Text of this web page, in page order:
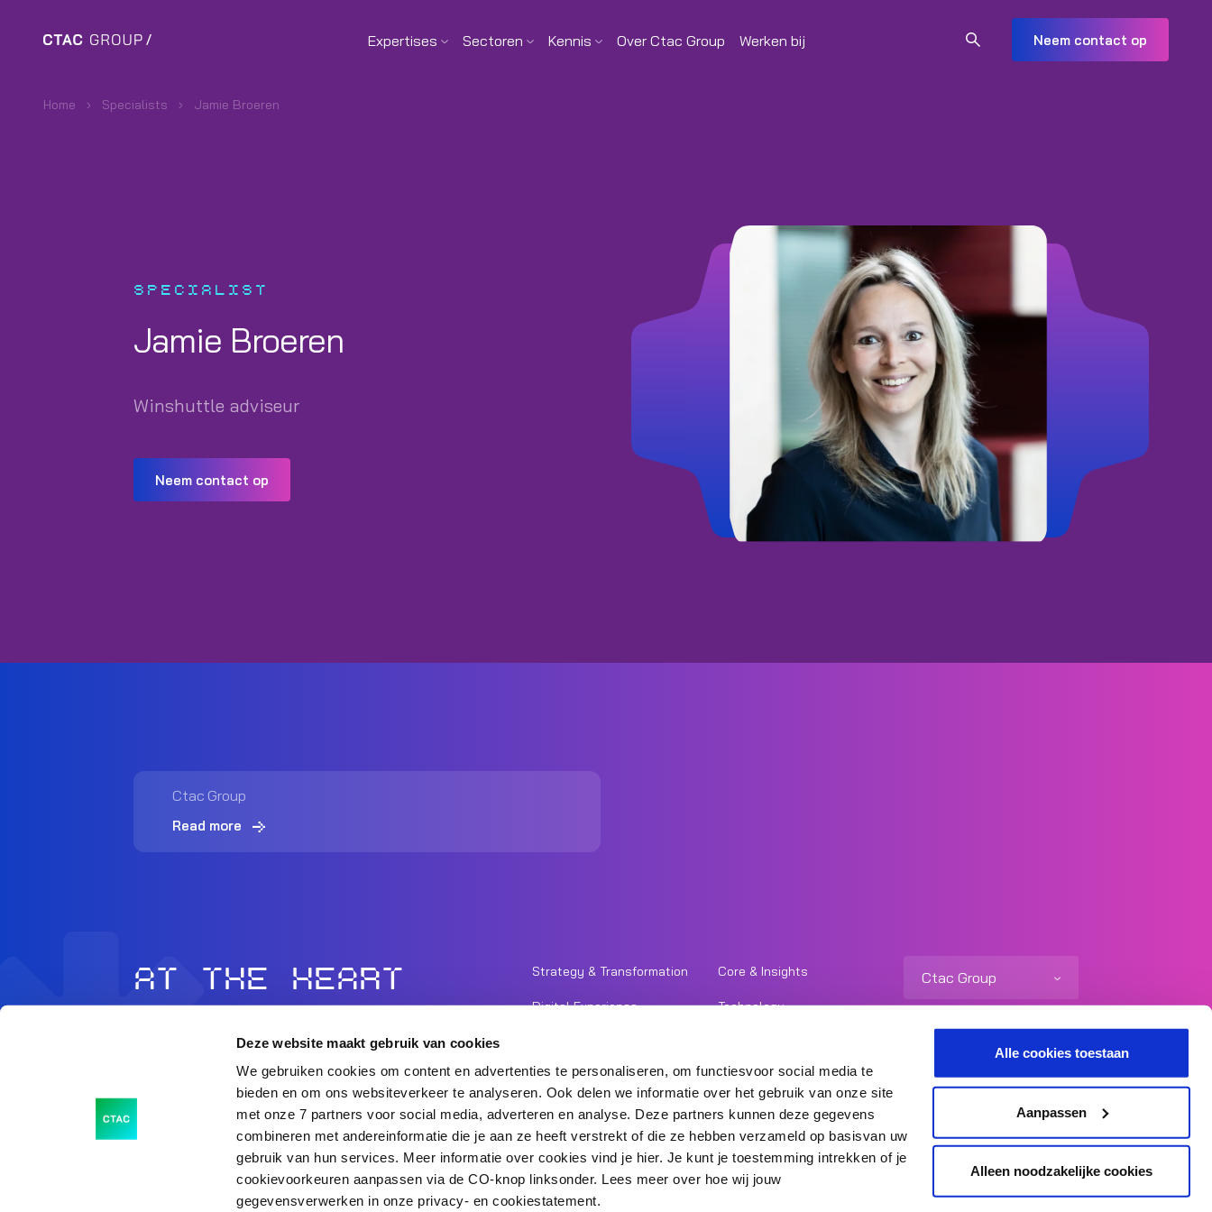
Deze website maakt gebruik van cookies
We gebruiken cookies om content en advertenties te personaliseren, om functiesvoor social media te
bieden en om ons websiteverkeer te analyseren. Ook delen we informatie over het gebruik van onze site
met onze 7 partners voor social media, adverteren en analyse. Deze partners kunnen deze gegevens
combineren met andereinformatie die je aan ze heeft verstrekt of die ze hebben verzameld op basisvan uw
gebruik van hun services. Meer informatie over cookies vind je hier. Je kunt je toestemming intrekken of je
cookievoorkeuren aanpassen via de CO-knop linksonder. Lees meer over hoe wij jouw
gegevensverwerken in onze privacy- en cookiestatement.
Alle cookies toestaan
Aanpassen
Alleen noodzakelijke cookies
Expertises Sectoren Kennis Over Ctac Group Werken bij Neem contact op
Home Specialists Jamie Broeren
SPECIALIST
Jamie Broeren
Winshuttle adviseur
Neem contact op
Ctac Group
Read more
AT THE HEART
OF BUSINESS
Ctac Group
Stel ons een vraag
Strategy & Transformation Core & Insights
Digital Experience Technology
Contact Carrière
Disclaimer